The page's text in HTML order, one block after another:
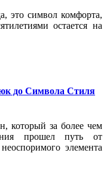
это символ комфорта,
остается на
до Символа Стиля
который за более чем
прошел путь от
элемента